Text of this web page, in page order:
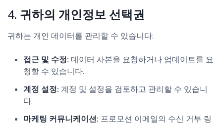
4. 귀하의 개인정보 선택권
귀하는 개인 데이터를 관리할 수 있습니다:
접근 및 수정: 데이터 사본을 요청하거나 업데이트를 요
청할 수 있습니다.
계정 설정: 계정 및 설정을 검토하고 관리할 수 있습니
다.
마케팅 커뮤니케이션: 프로모션 이메일의 수신 거부 링